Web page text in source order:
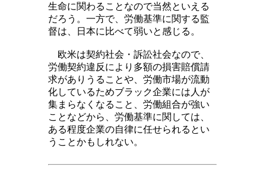
生命に関わることなので当然といえる
だろう。一方で、労働基準に関する監
督は、日本に比べて弱いと感じる。
欧米は契約社会・訴訟社会なので、
労働契約違反により多額の損害賠償請
求がありうることや、労働市場が流動
化しているためブラック企業には人が
集まらなくなること、労働組合が強い
ことなどから、労働基準に関しては、
ある程度企業の自律に任せられるとい
うことかもしれない。